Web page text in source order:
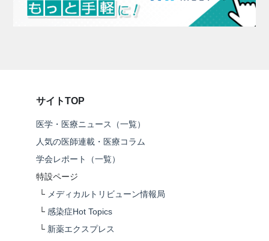
サイトTOP
医学・医療ニュース（一覧）
人気の医師連載・医療コラム
学会レポート（一覧）
特設ページ
└ メディカルトリビューン情報局
└ 感染症Hot Topics
└ 新薬エクスプレス